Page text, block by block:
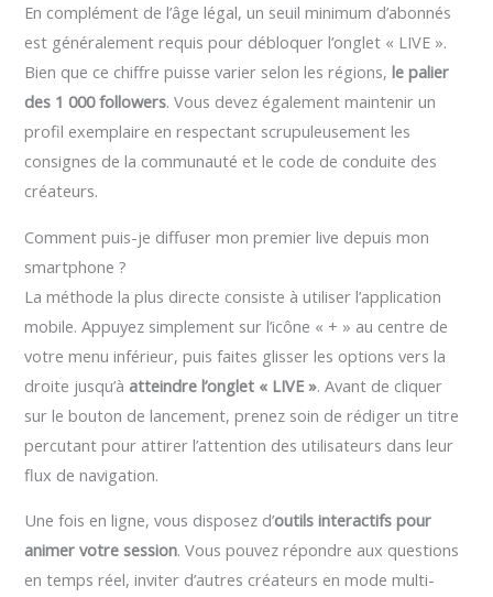
En complément de l’âge légal, un seuil minimum d’abonnés
est généralement requis pour débloquer l’onglet « LIVE ».
Bien que ce chiffre puisse varier selon les régions,le palier
des 1 000 followers. Vous devez également maintenir un
profil exemplaire en respectant scrupuleusement les
consignes de la communauté et le code de conduite des
créateurs.
Comment puis-je diffuser mon premier live depuis mon
smartphone ?
La méthode la plus directe consiste à utiliser l’application
mobile. Appuyez simplement sur l’icône « + » au centre de
votre menu inférieur, puis faites glisser les options vers la
droite jusqu’à atteindre l’onglet « LIVE ». Avant de cliquer
sur le bouton de lancement, prenez soin de rédiger un titre
percutant pour attirer l’attention des utilisateurs dans leur
flux de navigation.
Une fois en ligne, vous disposez d’outils interactifs pour
animer votre session. Vous pouvez répondre aux questions
en temps réel, inviter d’autres créateurs en mode multi-